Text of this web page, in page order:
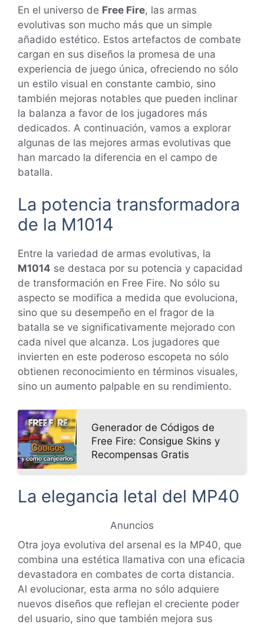
En el universo de Free Fire, las armas
evolutivas son mucho más que un simple
añadido estético. Estos artefactos de combate
cargan en sus diseños la promesa de una
experiencia de juego única, ofreciendo no sólo
un estilo visual en constante cambio, sino
también mejoras notables que pueden inclinar
la balanza a favor de los jugadores más
dedicados. A continuación, vamos a explorar
algunas de las mejores armas evolutivas que
han marcado la diferencia en el campo de
batalla.
La potencia transformadora
de la M1014
Entre la variedad de armas evolutivas, la
M1014 se destaca por su potencia y capacidad
de transformación en Free Fire. No sólo su
aspecto se modifica a medida que evoluciona,
sino que su desempeño en el fragor de la
batalla se ve significativamente mejorado con
cada nivel que alcanza. Los jugadores que
invierten en este poderoso escopeta no sólo
obtienen reconocimiento en términos visuales,
sino un aumento palpable en su rendimiento.
Generador de Códigos de
Free Fire: Consigue Skins y
Recompensas Gratis
La elegancia letal del MP40
Anuncios
Otra joya evolutiva del arsenal es la MP40, que
combina una estética llamativa con una eficacia
devastadora en combates de corta distancia.
Al evolucionar, esta arma no sólo adquiere
nuevos diseños que reflejan el creciente poder
del usuario, sino que también mejora sus